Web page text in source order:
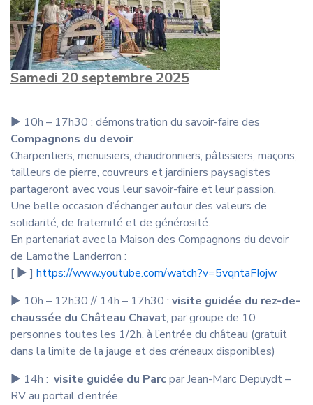
Samedi 20 septembre 2025
▶︎ 10h – 17h30 : démonstration du savoir-faire des
Compagnons du devoir.
Charpentiers, menuisiers, chaudronniers, pâtissiers, maçons,
tailleurs de pierre, couvreurs et jardiniers paysagistes
partageront avec vous leur savoir-faire et leur passion.
Une belle occasion d’échanger autour des valeurs de
solidarité, de fraternité et de générosité.
En partenariat avec la Maison des Compagnons du devoir
de Lamothe Landerron :
[ ▶︎ ] https://www.youtube.com/watch?v=5vqntaFIojw
▶︎ 10h – 12h30 // 14h – 17h30 : visite guidée du rez-de-
chaussée du Château Chavat, par groupe de 10
personnes toutes les 1/2h, à l’entrée du château (gratuit
dans la limite de la jauge et des créneaux disponibles)
▶︎ 14h : visite guidée du Parcpar Jean-Marc Depuydt –
RV au portail d’entrée